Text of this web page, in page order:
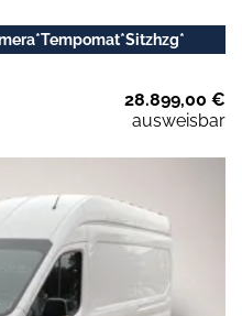
28.899,00 €
ausweisbar